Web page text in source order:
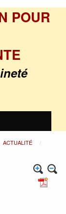
POUR
ACTUALITÉ